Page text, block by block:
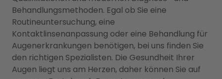
Behandlungsmethoden. Egal ob Sie eine
Routineuntersuchung, eine
Kontaktlinsenanpassung oder eine Behandlung für
Augenerkrankungen benötigen, bei uns finden Sie
den richtigen Spezialisten. Die Gesundheit Ihrer
Augen liegt uns am Herzen, daher können Sie auf